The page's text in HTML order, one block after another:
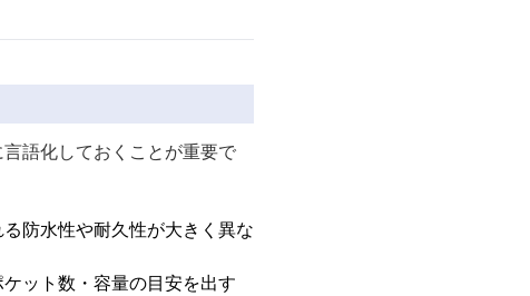
言語化しておくことが重要で
防水性や耐久性が大きく異な
ット数・容量の目安を出す